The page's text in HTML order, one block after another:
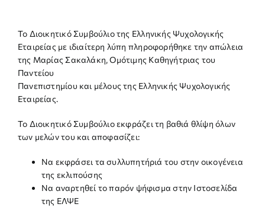
ΕΠΙΚΟΙΝΩΝΙΑ
Το Διοικητικό Συμβούλιο της Ελληνικής Ψυχολογικής
Εταιρείας με ιδιαίτερη λύπη πληροφορήθηκε την απώλεια
της Μαρίας Σακαλάκη, Ομότιμης Καθηγήτριας του
Παντείου
Πανεπιστημίου και μέλους της Ελληνικής Ψυχολογικής
Εταιρείας.
Το Διοικητικό Συμβούλιο εκφράζει τη βαθιά θλίψη όλων
των μελών του και αποφασίζει:
Να εκφράσει τα συλλυπητήριά του στην οικογένεια
της εκλιπούσης
Να αναρτηθεί το παρόν ψήφισμα στην Ιστοσελίδα
της ΕΛΨΕ